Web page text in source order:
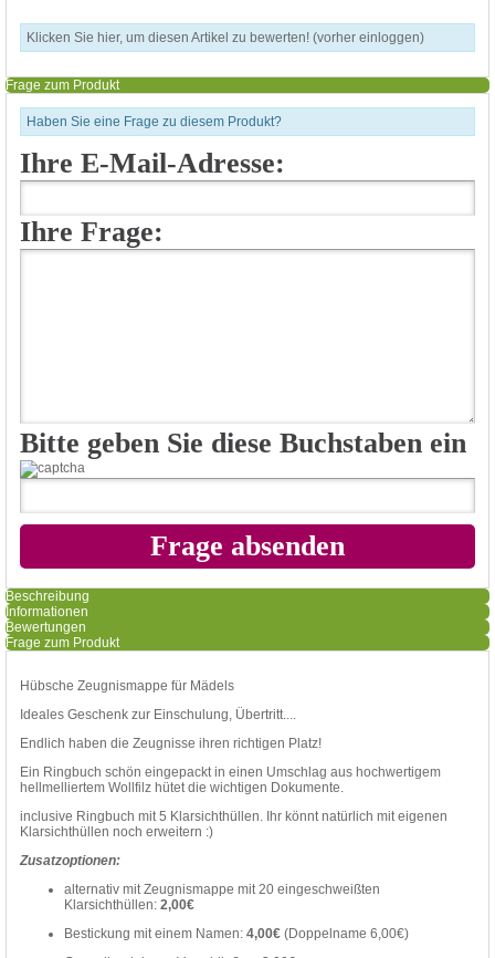
Klicken Sie hier, um diesen Artikel zu bewerten! (vorher einloggen)
Frage zum Produkt
Haben Sie eine Frage zu diesem Produkt?
Ihre E-Mail-Adresse:
Ihre Frage:
Bitte geben Sie diese Buchstaben ein
Beschreibung
Informationen
Bewertungen
Frage zum Produkt
Hübsche Zeugnismappe für Mädels
Ideales Geschenk zur Einschulung, Übertritt....
Endlich haben die Zeugnisse ihren richtigen Platz!
Ein Ringbuch schön eingepackt in einen Umschlag aus hochwertigem
hellmelliertem Wollfilz hütet die wichtigen Dokumente.
inclusive Ringbuch mit 5 Klarsichthüllen. Ihr könnt natürlich mit eigenen
Klarsichthüllen noch erweitern :)
Zusatzoptionen:
alternativ mit Zeugnismappe mit 20 eingeschweißten
Klarsichthüllen: 2,00€
Bestickung mit einem Namen: 4,00€ (Doppelname 6,00€)